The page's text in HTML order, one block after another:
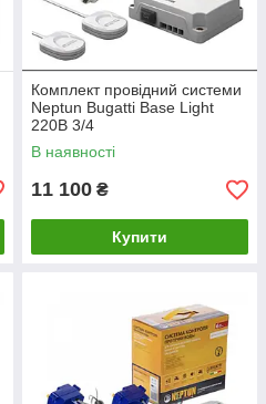
Комплект провідний системи
Neptun Bugatti Base Light
220В 3/4
В наявності
11 100 ₴
Купити